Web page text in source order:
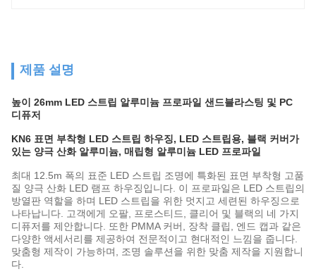
제품 설명
높이 26mm LED 스트립 알루미늄 프로파일 샌드블라스팅 및 PC
디퓨저
KN6 표면 부착형 LED 스트립 하우징, LED 스트립용, 블랙 커버가
있는 양극 산화 알루미늄, 매립형 알루미늄 LED 프로파일
최대 12.5m 폭의 표준 LED 스트립 조명에 특화된 표면 부착형 고품
질 양극 산화 LED 램프 하우징입니다. 이 프로파일은 LED 스트립의
방열판 역할을 하며 LED 스트립을 위한 멋지고 세련된 하우징으로
나타납니다. 고객에게 오팔, 프로스티드, 클리어 및 블랙의 네 가지
디퓨저를 제안합니다. 또한 PMMA 커버, 장착 클립, 엔드 캡과 같은
다양한 액세서리를 제공하여 전문적이고 현대적인 느낌을 줍니다.
맞춤형 제작이 가능하며, 조명 솔루션을 위한 맞춤 제작을 지원합니
다.